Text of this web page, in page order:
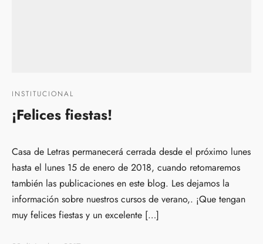
INSTITUCIONAL
¡Felices fiestas!
Casa de Letras permanecerá cerrada desde el próximo lunes
hasta el lunes 15 de enero de 2018, cuando retomaremos
también las publicaciones en este blog. Les dejamos la
información sobre nuestros cursos de verano,. ¡Que tengan
muy felices fiestas y un excelente […]